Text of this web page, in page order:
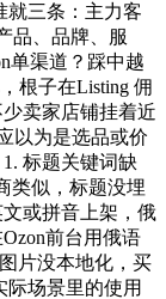
就三条：主力客
品、品牌、服
单渠道？踩中越
根子在Listing 佣
卖家店铺挂着近
以为是选品或价
标题关键词缺
类似，标题没埋
或拼音上架，俄
前台用俄语
片没本地化，买
场景里的使用